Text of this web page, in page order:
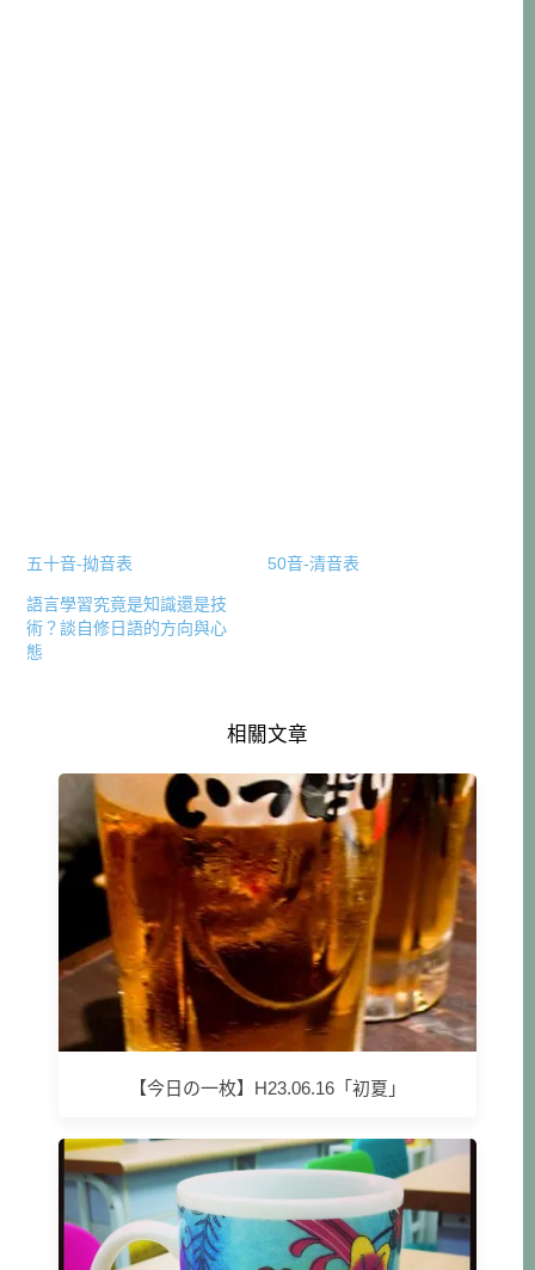
五十音-拗音表 50音-清音表
語言學習究竟是知識還是技
術？談自修日語的方向與心
態
相關文章
【今日の一枚】H23.06.16「初夏」